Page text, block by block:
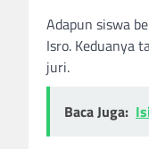
Adapun siswa
Isro. Keduanya
juri.
Baca Juga: